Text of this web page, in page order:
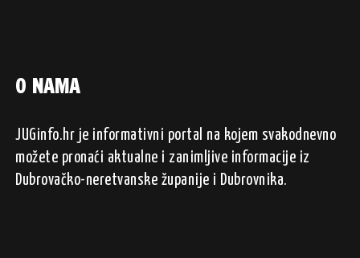
O NAMA
JUGinfo.hr je informativni portal na kojem svakodnevno
možete pronaći aktualne i zanimljive informacije iz
Dubrovačko-neretvanske županije i Dubrovnika.